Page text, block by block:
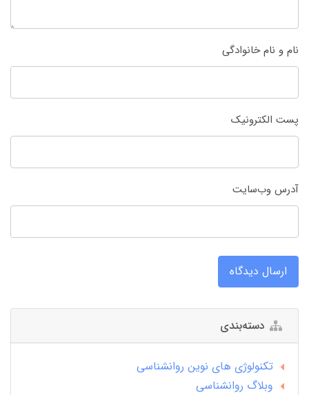
نام و نام خانوادگی
پست الکترونیک
آدرس وب‌سایت
ارسال دیدگاه
دسته‌بندی
تکنولوژی های نوین روانشناسی
وبلاگ روانشناسی